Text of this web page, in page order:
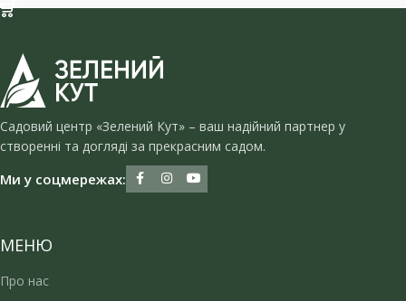
Садовий центр «Зелений Кут» – ваш надійний партнер у
створенні та догляді за прекрасним садом.
Ми у соцмережах:
МЕНЮ
Про нас